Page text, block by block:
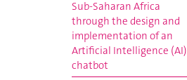
Sub-Saharan Africa
through the design and
implementation of an
Artificial Intelligence (AI)
chatbot